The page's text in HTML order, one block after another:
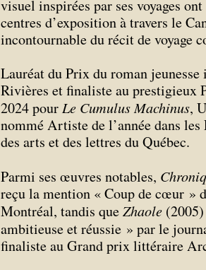
visuel inspirées par ses voyages
centres d’exposition à travers le
incontournable du récit de voyage
Lauréat du Prix du roman
Rivières et finaliste au prestigieux
2024 pour Le Cumulus Machinus,
nommé Artiste de l’année dans
des arts et des lettres du Québec.
Parmi ses œuvres notables,
reçu la mention « Coup de cœur »
Montréal, tandis queZhaole
ambitieuse et réussie » par le
finaliste au Grand prix littéraire